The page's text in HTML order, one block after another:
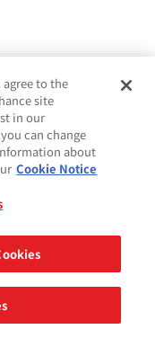
。 版权所有。
to the
site
in our
can change
about
Cookie Notice